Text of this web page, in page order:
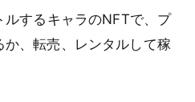
ルするキャラのNFTで、プ
、転売、レンタルして稼